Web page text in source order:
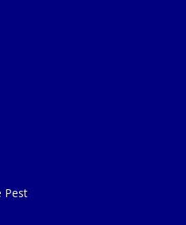
Pest